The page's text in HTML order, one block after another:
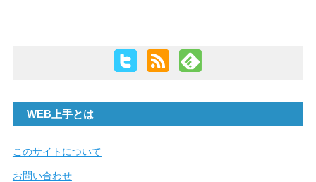
WEB上手とは
このサイトについて
お問い合わせ